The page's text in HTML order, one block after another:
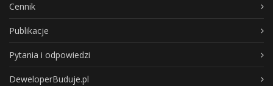
Cennik
Publikacje
Pytania i odpowiedzi
DeweloperBuduje.pl